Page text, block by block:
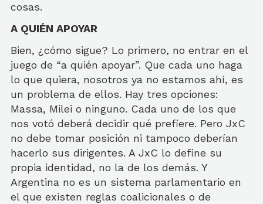
cosas.
A QUIÉN APOYAR
Bien, ¿cómo sigue? Lo primero, no entrar en el
juego de “a quién apoyar”. Que cada uno haga
lo que quiera, nosotros ya no estamos ahí, es
un problema de ellos. Hay tres opciones:
Massa, Milei o ninguno. Cada uno de los que
nos votó deberá decidir qué prefiere. Pero JxC
no debe tomar posición ni tampoco deberían
hacerlo sus dirigentes. A JxC lo define su
propia identidad, no la de los demás. Y
Argentina no es un sistema parlamentario en
el que existen reglas coalicionales o de